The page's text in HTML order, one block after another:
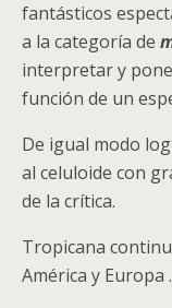
fantásticos
a la categoría de
interpretar y
función de un
De igual modo
al celuloide con
de la crítica.
Tropicana
América y Europa .